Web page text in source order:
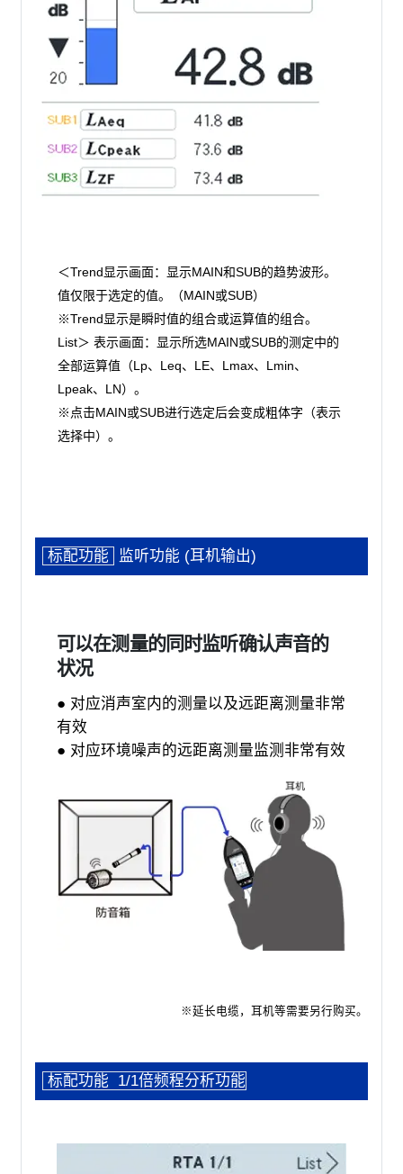
＜Trend显示画面：显示MAIN和SUB的趋势波形。
值仅限于选定的值。（MAIN或SUB）
※Trend显示是瞬时值的组合或运算值的组合。
List＞ 表示画面：显示所选MAIN或SUB的测定中的
全部运算值（Lp、Leq、LE、Lmax、Lmin、
Lpeak、LN）。
※点击MAIN或SUB进行选定后会变成粗体字（表示
选择中）。
标配功能 监听功能 (耳机输出)
可以在测量的同时监听确认声音的
状况
● 对应消声室内的测量以及远距离测量非常
有效
● 对应环境噪声的远距离测量监测非常有效
※延长电缆，耳机等需要另行购买。
标配功能 1/1倍频程分析功能